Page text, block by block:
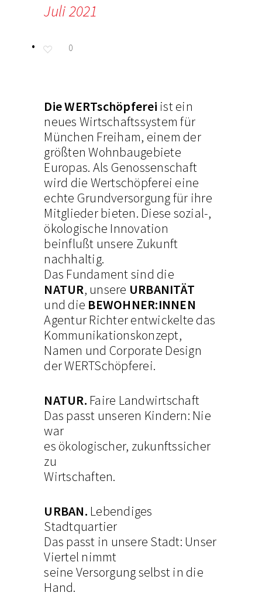
Juli 2021
0
Die WERTschöpferei ist ein
neues Wirtschaftssystem für
München Freiham, einem der
größten Wohnbaugebiete
Europas. Als Genossenschaft
wird die Wertschöpferei eine
echte Grundversorgung für ihre
Mitglieder bieten. Diese sozial-,
ökologische Innovation
beinflußt unsere Zukunft
nachhaltig.
Das Fundament sind die
NATUR, unsere URBANITÄT
und die BEWOHNER:INNEN
Agentur Richter entwickelte das
Kommunikationskonzept,
Namen und Corporate Design
der WERTSchöpferei.
NATUR. Faire Landwirtschaft
Das passt unseren Kindern: Nie
war
es ökologischer, zukunftssicher
zu
Wirtschaften.
URBAN. Lebendiges
Stadtquartier
Das passt in unsere Stadt: Unser
Viertel nimmt
seine Versorgung selbst in die
Hand.